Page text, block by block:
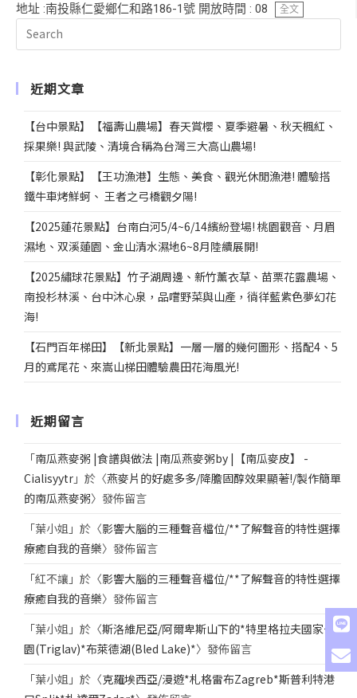
地址 :南投縣仁愛鄉仁和路186-1號 開放時間 : 08
全文
近期文章
【台中景點】【福壽山農場】春天賞櫻、夏季避暑、秋天楓紅、
採果樂! 與武陵、清境合稱為台灣三大高山農場!
【彰化景點】【王功漁港】生態、美食、觀光休閒漁港! 體驗搭
鐵牛車烤鮮蚵、 王者之弓橋觀夕陽!
【2025蓮花景點】台南白河5/4~6/14繽紛登場! 桃園觀音、月眉
濕地、双溪蓮園、金山清水濕地6~8月陸續展開!
【2025繡球花景點】竹子湖周邊、新竹薰衣草、苗栗花露農場、
南投杉林溪、台中沐心泉，品嚐野菜與山產，徜徉藍紫色夢幻花
海!
【石門百年梯田】【新北景點】一層一層的幾何圖形、搭配4、5
月的鳶尾花、來嵩山梯田體驗農田花海風光!
近期留言
「南瓜燕麥粥 |食譜與做法 |南瓜燕麥粥by |【南瓜麥皮】 -
Cialisyytr 」於〈燕麥片的好處多多/降膽固醇效果顯著!/製作簡單
的南瓜燕麥粥〉發佈留言
「葉小姐 」於〈影響大腦的三種聲音檔位/**了解聲音的特性選擇
療癒自我的音樂〉發佈留言
「紅不讓 」於〈影響大腦的三種聲音檔位/**了解聲音的特性選擇
療癒自我的音樂〉發佈留言
「葉小姐 」於〈斯洛維尼亞/阿爾卑斯山下的*特里格拉夫國家公
園(Triglav)*布萊德湖(Bled Lake)*〉發佈留言
「葉小姐 」於〈克羅埃西亞/漫遊*札格雷布Zagreb*斯普利特港